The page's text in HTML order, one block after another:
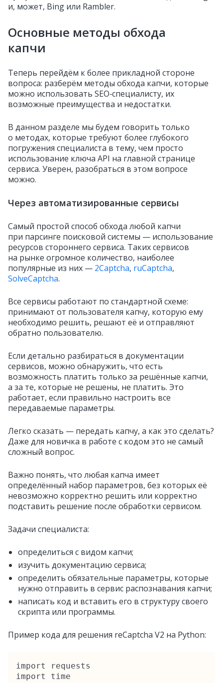
и, может, Bing или Rambler.
Основные методы обхода
капчи
Теперь перейдём к более прикладной стороне
вопроса: разберём методы обхода капчи, которые
можно использовать SEO‑специалисту, их
возможные преимущества и недостатки.
В данном разделе мы будем говорить только
о методах, которые требуют более глубокого
погружения специалиста в тему, чем просто
использование ключа API на главной странице
сервиса. Уверен, разобраться в этом вопросе
можно.
Через автоматизированные сервисы
Самый простой способ обхода любой капчи
при парсинге поисковой системы — использование
ресурсов стороннего сервиса. Таких сервисов
на рынке огромное количество, наиболее
популярные из них — 2Captcha, ruCaptcha,
SolveCaptcha.
Все сервисы работают по стандартной схеме:
принимают от пользователя капчу, которую ему
необходимо решить, решают её и отправляют
обратно пользователю.
Если детально разбираться в документации
сервисов, можно обнаружить, что есть
возможность платить только за решённые капчи,
а за те, которые не решены, не платить. Это
работает, если правильно настроить все
передаваемые параметры.
Легко сказать — передать капчу, а как это сделать?
Даже для новичка в работе с кодом это не самый
сложный вопрос.
Важно понять, что любая капча имеет
определённый набор параметров, без которых её
невозможно корректно решить или корректно
подставить решение после обработки сервисом.
Задачи специалиста:
определиться с видом капчи;
изучить документацию сервиса;
определить обязательные параметры, которые
нужно отправить в сервис распознавания капчи;
написать код и вставить его в структуру своего
скрипта или программы.
Пример кода для решения reCaptcha V2 на Python:
import requests
import time